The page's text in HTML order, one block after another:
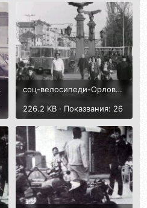
2.jpg
соц-велосипеди-ОрловМост-1979.jpg
226.2 KB · Показвания: 26